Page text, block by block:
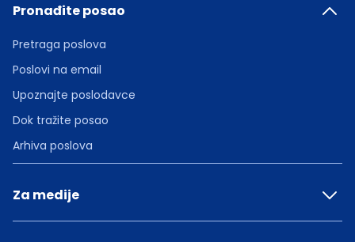
Pronađite posao
Pretraga poslova
Poslovi na email
Upoznajte poslodavce
Dok tražite posao
Arhiva poslova
Za medije